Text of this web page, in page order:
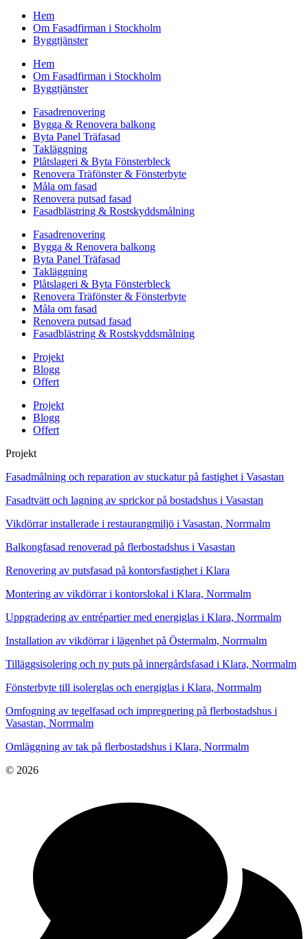
Hem
Om Fasadfirman i Stockholm
Byggtjänster
Hem
Om Fasadfirman i Stockholm
Byggtjänster
Fasadrenovering
Bygga & Renovera balkong
Byta Panel Träfasad
Takläggning
Plåtslageri & Byta Fönsterbleck
Renovera Träfönster & Fönsterbyte
Måla om fasad
Renovera putsad fasad
Fasadblästring & Rostskyddsmålning
Fasadrenovering
Bygga & Renovera balkong
Byta Panel Träfasad
Takläggning
Plåtslageri & Byta Fönsterbleck
Renovera Träfönster & Fönsterbyte
Måla om fasad
Renovera putsad fasad
Fasadblästring & Rostskyddsmålning
Projekt
Blogg
Offert
Projekt
Blogg
Offert
Projekt
Fasadmålning och reparation av stuckatur på fastighet i Vasastan
Fasadtvätt och lagning av sprickor på bostadshus i Vasastan
Vikdörrar installerade i restaurangmiljö i Vasastan, Norrmalm
Balkongfasad renoverad på flerbostadshus i Vasastan
Renovering av putsfasad på kontorsfastighet i Klara
Montering av vikdörrar i kontorslokal i Klara, Norrmalm
Uppgradering av entrépartier med energiglas i Klara, Norrmalm
Installation av vikdörrar i lägenhet på Östermalm, Norrmalm
Tilläggsisolering och ny puts på innergårdsfasad i Klara, Norrmalm
Fönsterbyte till isolerglas och energiglas i Klara, Norrmalm
Omfogning av tegelfasad och impregnering på flerbostadshus i
Vasastan, Norrmalm
Omläggning av tak på flerbostadshus i Klara, Norrmalm
© 2026